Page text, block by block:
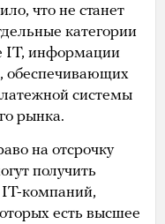
что не станет
категории
IT, информации
обеспечивающих
системы
рынка.
на отсрочку
получить
IT-компаний,
есть высшее